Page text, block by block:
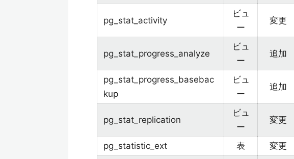
pg_stat_activity
ビュ
ー
変更
pg_stat_progress_analyze
ビュ
ー
追加
pg_stat_progress_basebac
kup
ビュ
ー
追加
pg_stat_replication
ビュ
ー
変更
pg_statistic_ext
表 変更